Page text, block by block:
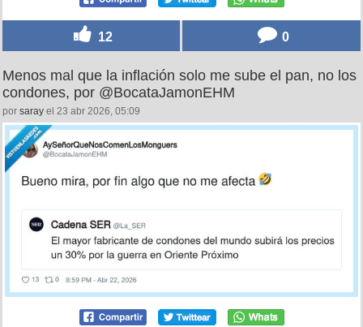
12 0
Menos mal que la inflación solo me sube el pan, no los
condones, por @BocataJamonEHM
por saray el 23 abr 2026, 05:09